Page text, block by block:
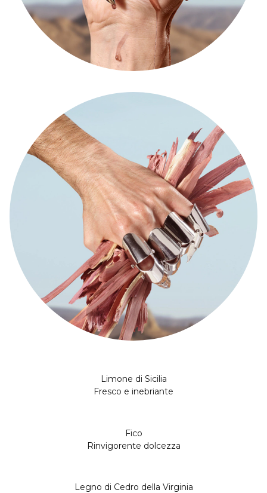
Limone di Sicilia
Fresco e inebriante
Fico
Rinvigorente dolcezza
Legno di Cedro della Virginia